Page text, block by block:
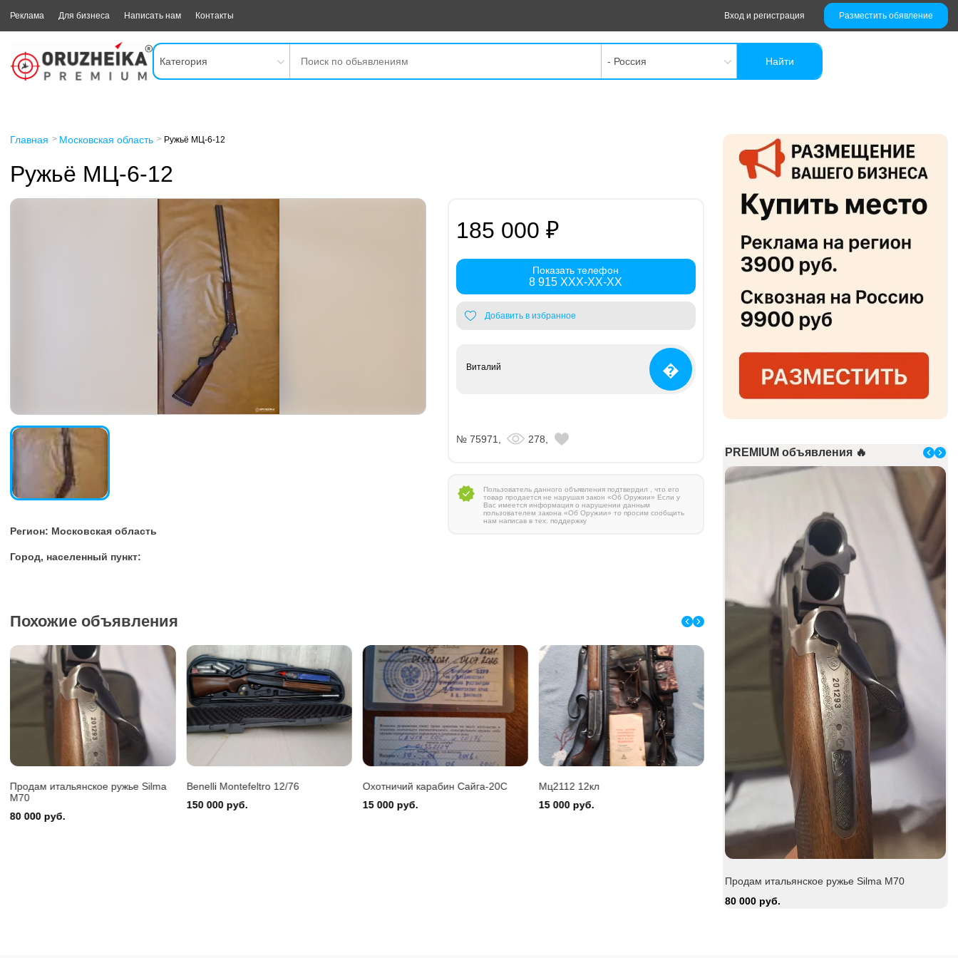
Реклама Для бизнеса Написать нам Контакты Вход и регистрация Разместить обявление
Категория - Россия Найти
Главная Московская область Ружьё МЦ-6-12
Ружьё МЦ-6-12
Регион: Московская область
Город, населенный пункт:
185 000 ₽
Показать телефон
8 915 XXX-XX-XX
Добавить в избранное
Виталий �
№ 75971, 278,
Пользователь данного объявления подтвердил , что его
товар продается не нарушая закон «Об Оружии» Если у
Вас имеется информация о нарушении данным
пользователем закона «Об Оружии» то просим сообщить
нам написав в тех. поддержку
Похожие объявления
Продам итальянское ружье Silma
M70
80 000 руб.
Benelli Montefeltro 12/76
150 000 руб.
Охотничий карабин Сайга-20С
15 000 руб.
Мц2112 12кл
15 000 руб.
Ружьё мр-43
30 000 руб.
380 000 руб.
PREMIUM объявления 🔥
Benelli Montefeltro 12/76
150 000 руб.
Продам итальянское ружье Silma M70
80 000 руб.